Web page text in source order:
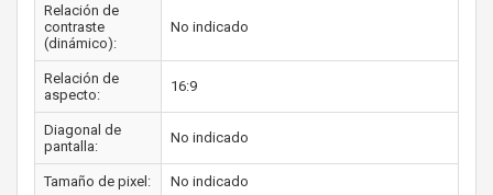
Relación de
contraste
(dinámico):
No indicado
Relación de
aspecto:
16:9
Diagonal de
pantalla:
No indicado
Tamaño de pixel: No indicado